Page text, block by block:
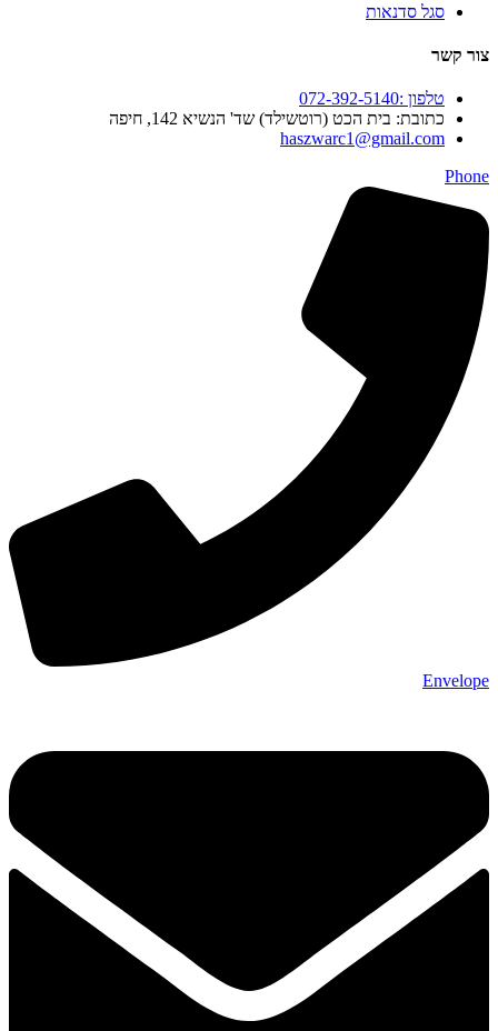
סגל סדנאות
צור קשר
טלפון :072-392-5140
כתובת: בית הכט (רוטשילד) שד' הנשיא 142, חיפה
haszwarc1@gmail.com
Phone
Envelope